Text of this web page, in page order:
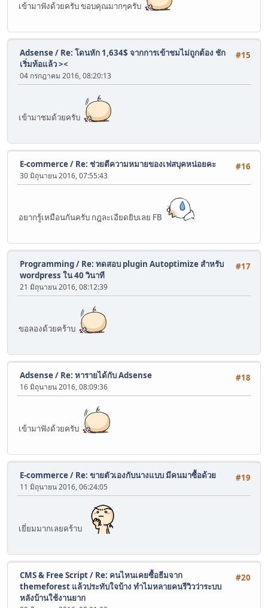
เข้ามาฟังด้วยครับ ขอบคุณมากๆครับ
#15
Adsense/ Re: โดนหัก 1,634$ จากการเข้าชมไม่ถูกต้อง ชัก
เริ่มท้อแล้ว ><
04 กรกฎาคม 2016, 08:20:13
เข้ามาชมด้วยครับ
#16
E-commerce/ Re: ช่วยตีความหมายของเฟสบุคหน่อยคะ
30 มิถุนายน 2016, 07:55:43
อยากรู้เหมือนกันครับ กฎละเอียดยิบเลย FB
#17
Programming/ Re: ทดสอบ plugin Autoptimize สำหรับ
wordpress ใน 40 วินาที
21 มิถุนายน 2016, 08:12:39
ขอลองด้วยคร้าบ
#18
Adsense/ Re: หารายได้กับ Adsense
16 มิถุนายน 2016, 08:09:36
เข้ามาฟังด้วยครับ
#19
E-commerce/ Re: ขายตัวเองกับนางแบบ มีคนมาซื้อด้วย
11 มิถุนายน 2016, 06:24:05
เยี่ยมมากเลยคร้าบ
#20
CMS & Free Script/ Re: คนไหนเคยซื้อธีมจาก
themeforest แล้วประทับใจบ้าง ทำไมหลายคนรีวิวว่าระบบ
หลังบ้านใช้งานยาก